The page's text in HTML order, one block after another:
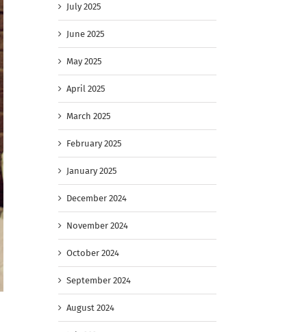
July 2025
June 2025
May 2025
April 2025
March 2025
February 2025
January 2025
December 2024
November 2024
October 2024
September 2024
August 2024